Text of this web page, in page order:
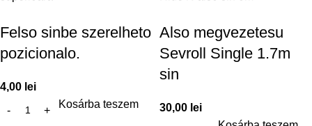
Felso sinbe szerelheto
pozicionalo.
4,00 lei
Kosárba teszem
Also megvezetesu
Sevroll Single 1.7m
sin
30,00 lei